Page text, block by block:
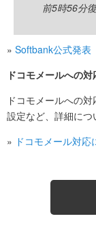
前5時56分復
» Softbank公式発表
ドコモメールへの
ドコモメールへの
設定など、詳細につ
» ドコモメール対応